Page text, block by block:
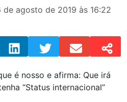
agosto de 2019 às 16:22